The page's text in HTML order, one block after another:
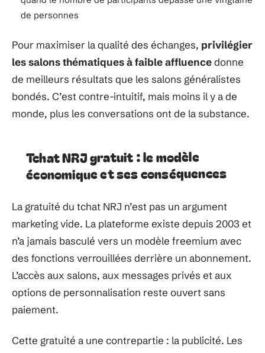
de personnes
Pour maximiser la qualité des échanges, privilégier
les salons thématiques à faible affluencedonne
de meilleurs résultats que les salons généralistes
bondés. C’est contre-intuitif, mais moins il y a de
monde, plus les conversations ont de la substance.
Tchat NRJ gratuit : le modèle
économique et ses conséquences
La gratuité du tchat NRJ n’est pas un argument
marketing vide. La plateforme existe depuis 2003 et
n’a jamais basculé vers un modèle freemium avec
des fonctions verrouillées derrière un abonnement.
L’accès aux salons, aux messages privés et aux
options de personnalisation reste ouvert sans
paiement.
Cette gratuité a une contrepartie : la publicité. Les